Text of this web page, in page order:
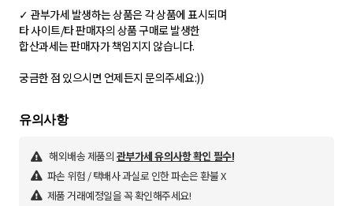
✓ 관부가세 발생하는 상품은 각 상품에 표시되며
타 사이트/타 판매자의 상품 구매로 발생한
합산과세는 판매자가 책임지지 않습니다.
궁금한 점 있으시면 언제든지 문의주세요:))
유의사항
해외배송 제품의 관부가세 유의사항 확인 필수!
파손 위험 / 택배사 과실로 인한 파손은 환불 X
제품 거래예정일을 꼭 확인해주세요!